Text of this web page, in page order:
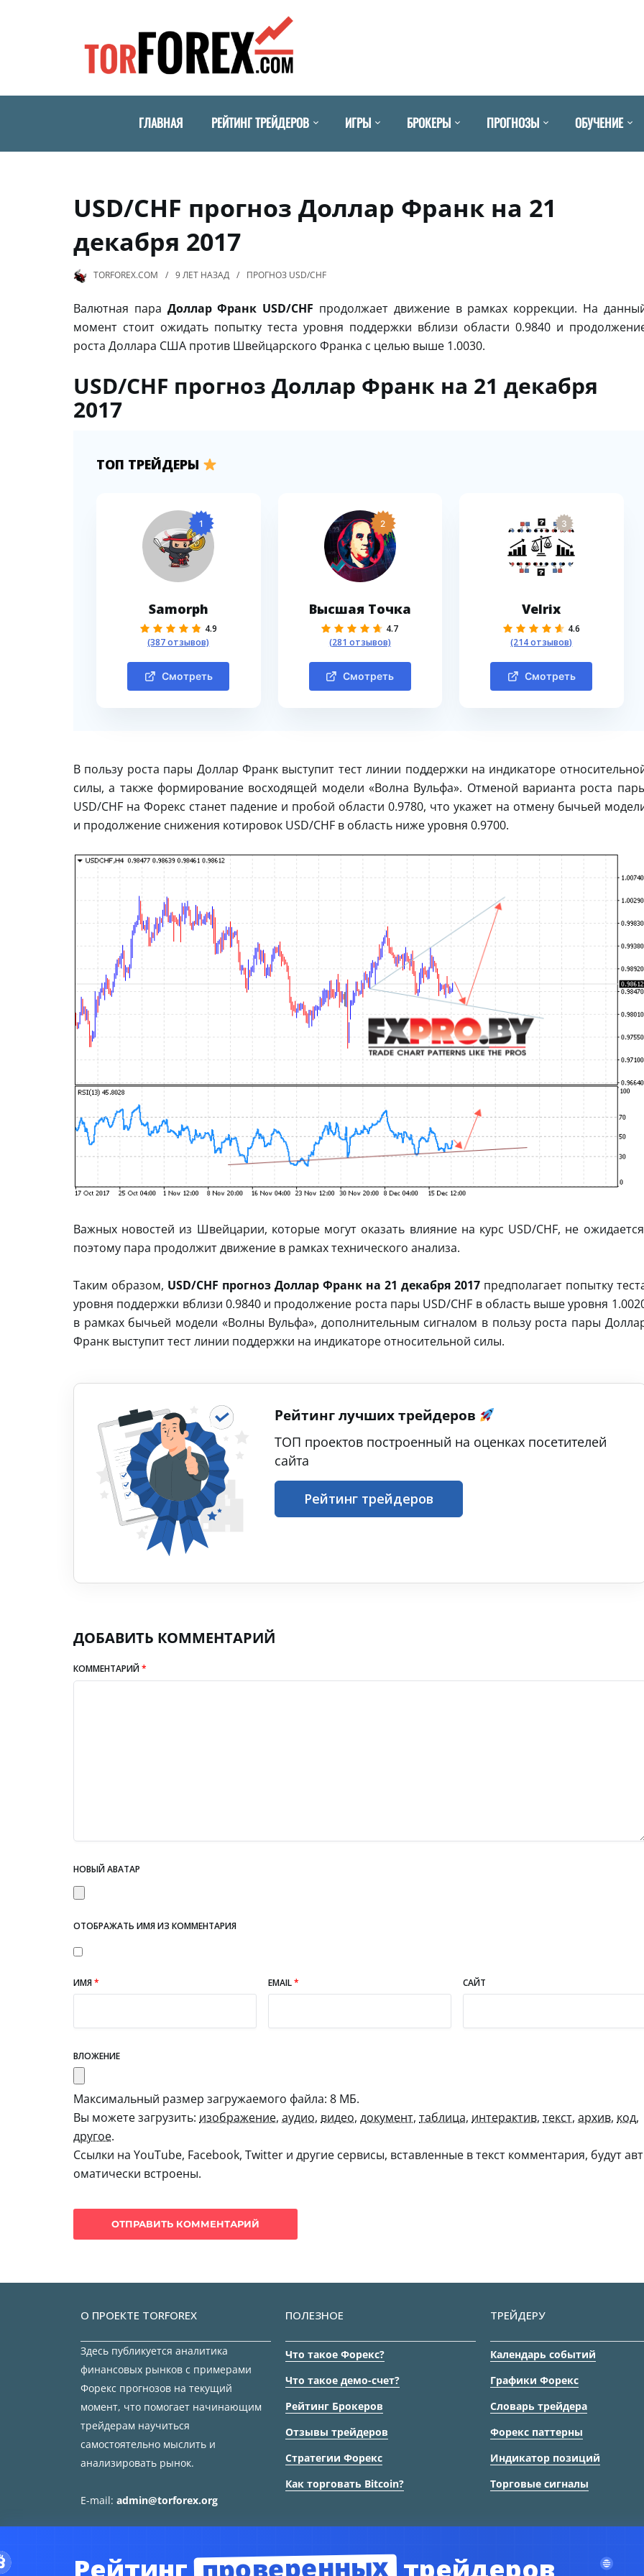
ГЛАВНАЯ РЕЙТИНГ ТРЕЙДЕРОВ ИГРЫ БРОКЕРЫ ПРОГНОЗЫ ОБУЧЕНИЕ
USD/CHF прогноз Доллар Франк на 21
декабря 2017
TORFOREX.COM 9 ЛЕТ НАЗАД ПРОГНОЗ USD/CHF
Валютная пара Доллар Франк USD/CHF продолжает движение в рамках коррекции. На
момент стоит ожидать попытку теста уровня поддержки вблизи области 0.9840 и
роста Доллара США против Швейцарского Франка с целью выше 1.0030.
USD/CHF прогноз Доллар Франк на 21 декабря
2017
ТОП ТРЕЙДЕРЫ
1
Samorph
4.9
(387 отзывов)
Смотреть
2
Высшая Точка
4.7
(281 отзывов)
Смотреть
3
Velrix
4.6
(214 отзывов)
Смотреть
В пользу роста пары Доллар Франк выступит тест линии поддержки на индикаторе
силы, а также формирование восходящей модели «Волна Вульфа». Отменой варианта роста
USD/CHF на Форекс станет падение и пробой области 0.9780, что укажет на отмену бычьей
и продолжение снижения котировок USD/CHF в область ниже уровня 0.9700.
Важных новостей из Швейцарии, которые могут оказать влияние на курс USD/CHF, не
поэтому пара продолжит движение в рамках технического анализа.
Таким образом, USD/CHF прогноз Доллар Франк на 21 декабря 2017предполагает попытку
уровня поддержки вблизи 0.9840 и продолжение роста пары USD/CHF в область выше уровня
в рамках бычьей модели «Волны Вульфа», дополнительным сигналом в пользу роста пары
Франк выступит тест линии поддержки на индикаторе относительной силы.
Рейтинг лучших трейдеров
ТОП проектов построенный на оценках посетителей
сайта
Рейтинг трейдеров
ДОБАВИТЬ КОММЕНТАРИЙ
КОММЕНТАРИЙ*
НОВЫЙ АВАТАР
ОТОБРАЖАТЬ ИМЯ ИЗ КОММЕНТАРИЯ
ИМЯ* EMAIL* САЙТ
ВЛОЖЕНИЕ
Максимальный размер загружаемого файла: 8 МБ.
Вы можете загрузить: изображение, аудио, видео, документ, таблица, интерактив, текст, архив, код,
другое.
Ссылки на YouTube, Facebook, Twitter и другие сервисы, вставленные в текст комментария, будут авт
оматически встроены.
О ПРОЕКТЕ TORFOREX
Здесь публикуется аналитика
финансовых рынков с примерами
Форекс прогнозов на текущий
момент, что помогает начинающим
трейдерам научиться
самостоятельно мыслить и
анализировать рынок.
E-mail: admin@torforex.org
ПОЛЕЗНОЕ
Что такое Форекс?
Что такое демо-счет?
Рейтинг Брокеров
Отзывы трейдеров
Стратегии Форекс
Как торговать Bitcoin?
ТРЕЙДЕРУ
Календарь событий
Графики Форекс
Словарь трейдера
Форекс паттерны
Индикатор позиций
Торговые сигналы
Рейтинг трейдеров